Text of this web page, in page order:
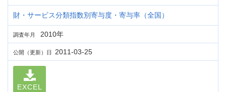
財・サービス分類指数別寄与度・寄与率（全国）
調査年月 2010年
公開（更新）日 2011-03-25
EXCEL